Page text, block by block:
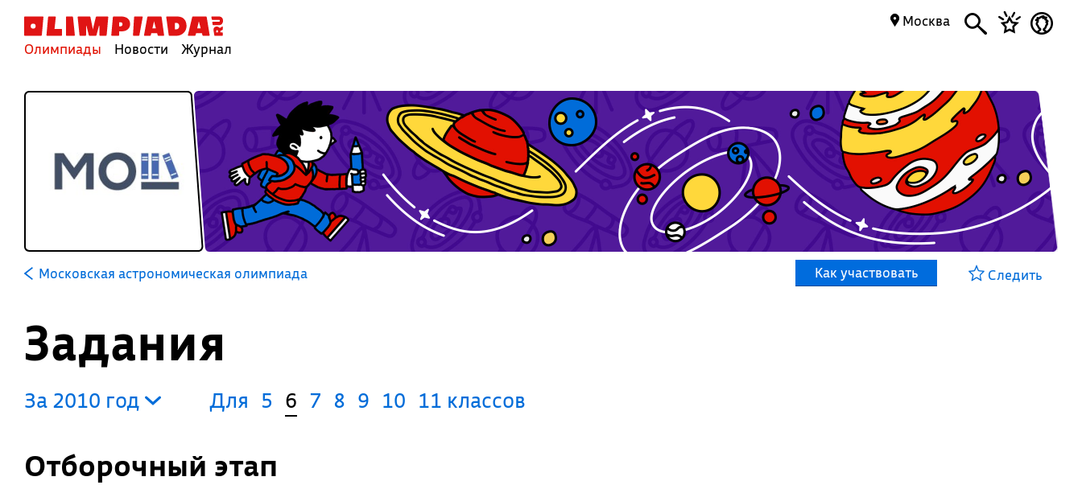
Олимпиады Новости Журнал
Москва
Московская астрономическая олимпиада Как участвовать Следить
Задания
За 2010 год Для 5 6 7 8 9 10 11 классов
Отборочный этап